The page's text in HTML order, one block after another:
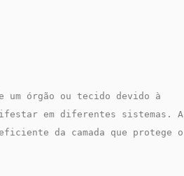
em diferentes sistemas. A
da camada que protege o